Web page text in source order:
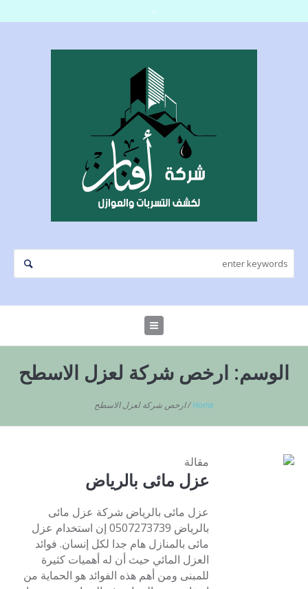
الوسم: ارخص شركة لعزل الاسطح
Home
/ارخص شركة لعزل الاسطح
مقالة
عزل مائى بالرياض
عزل مائى بالرياض شركة عزل مائى
بالرياض 0507273739 إن استخدام عزل
مائى بالمنازل هام جدا لكل إنسان. فوائد
العزل المائي حيث أن له أهميات كثيرة
للمبنى ومن أهم هذه الفوائد هو الحماية من